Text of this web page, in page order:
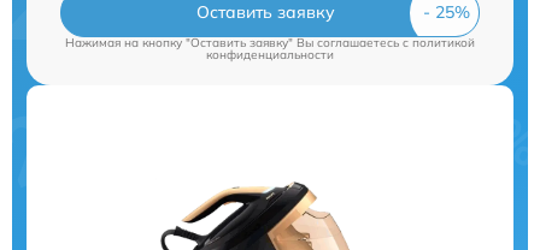
Оставить заявку
Нажимая на кнопку "Оставить заявку" Вы соглашаетесь c политикой
конфиденциальности